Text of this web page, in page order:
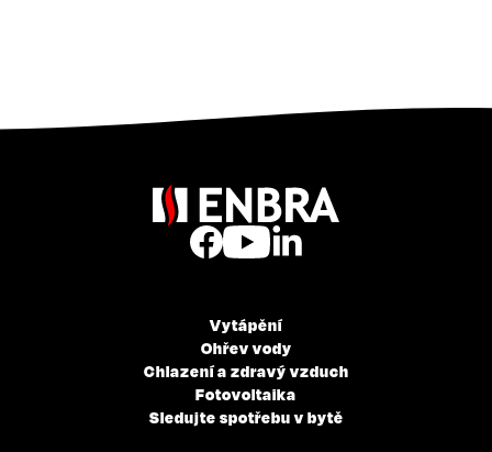
Vytápění
Ohřev vody
Chlazení a zdravý vzduch
Fotovoltaika
Sledujte spotřebu v bytě